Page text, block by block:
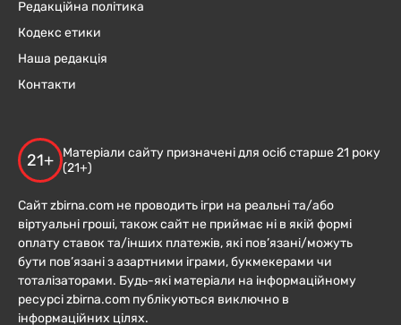
Редакційна політика
Кодекс етики
Наша редакція
Контакти
21+
Матеріали сайту призначені для осіб старше 21 року
(21+)
Сайт zbirna.com не проводить ігри на реальні та/або
віртуальні гроші, також сайт не приймає ні в якій формі
оплату ставок та/інших платежів, які пов’язані/можуть
бути пов’язані з азартними іграми, букмекерами чи
тоталізаторами. Будь-які матеріали на інформаційному
ресурсі zbirna.com публікуються виключно в
інформаційних цілях.